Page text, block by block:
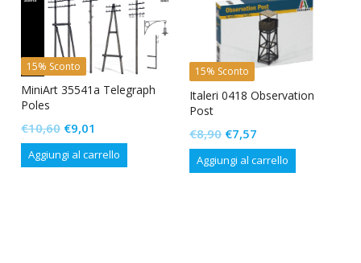
15% Sconto
MiniArt 35541a Telegraph
Poles
€10,60 Il
prezzo
originale
€9,01
prezzo
attuale
Aggiungi al carrello
15% Sconto
Italeri 0418 Observation
Post
€8,90 Il
prezzo
originale
€7,57
prezzo
attuale
Aggiungi al carrello